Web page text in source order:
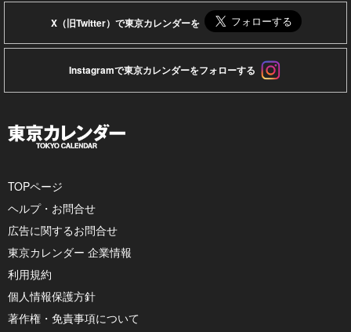
X（旧Twitter）で東京カレンダーを
Instagramで東京カレンダーをフォローする
TOPページ
ヘルプ・お問合せ
広告に関するお問合せ
東京カレンダー 企業情報
利用規約
個人情報保護方針
著作権・免責事項について